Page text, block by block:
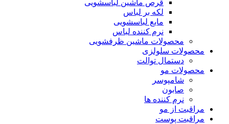
قرص ماشین لباسشویی
لکه بر لباس
مایع لباسشویی
نرم کننده لباس
محصولات ماشین ظرفشویی
محصولات سلولزی
دستمال توالت
محصولات مو
شامپوسر
صابون
نرم کننده ها
مراقبت از مو
مراقبت پوست